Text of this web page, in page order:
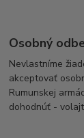
Osobný
Nevlastníme
akceptovať
Rumunskej
dohodnúť -